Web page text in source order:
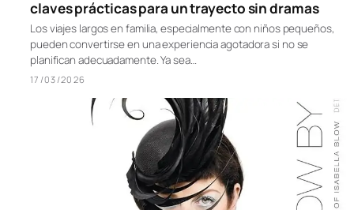
claves prácticas para un trayecto sin dramas
Los viajes largos en familia, especialmente con niños pequeños,
pueden convertirse en una experiencia agotadora si no se
planifican adecuadamente. Ya sea…
17/03/2026